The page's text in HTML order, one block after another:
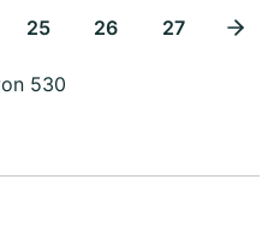
25 26 27
530